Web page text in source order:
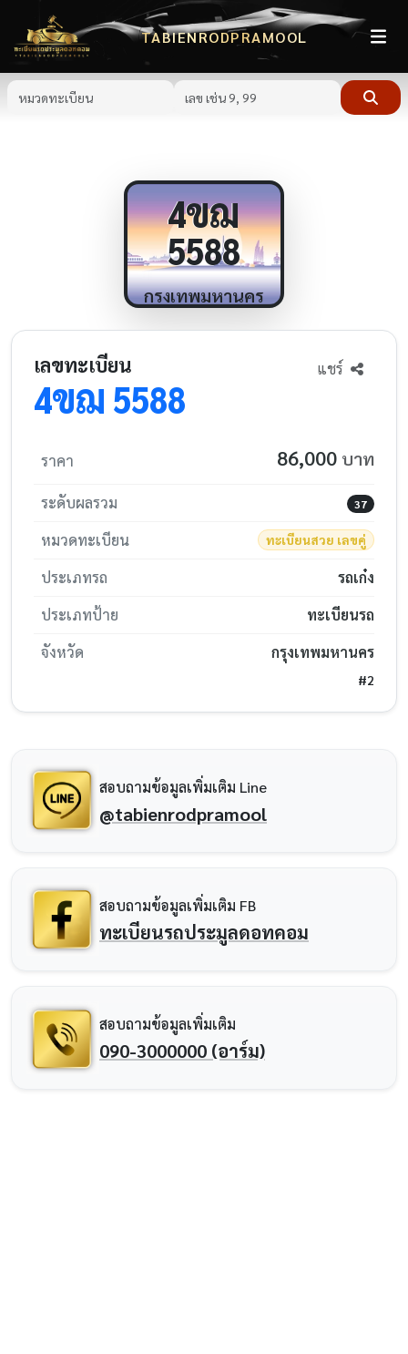
TABIENRODPRAMOOL
4ขฌ
5588
กรุงเทพมหานคร
เลขทะเบียน
4ขฌ 5588
แชร์
ราคา 86,000 บาท
ระดับผลรวม 37
หมวดทะเบียน ทะเบียนสวย เลขคู่
ประเภทรถ
รถเก๋ง
ประเภทป้าย
ทะเบียนรถ
จังหวัด
กรุงเทพมหานคร
#2
สอบถามข้อมูลเพิ่มเติม Line
@tabienrodpramool
สอบถามข้อมูลเพิ่มเติม FB
ทะเบียนรถประมูลดอทคอม
สอบถามข้อมูลเพิ่มเติม
090-3000000 (อาร์ม)